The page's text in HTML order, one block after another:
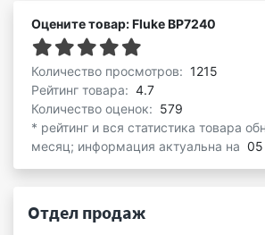
Оцените товар: Fluke BP7240
Количество просмотров: 1215
Рейтинг товара: 4.7
Количество оценок: 579
* рейтинг и вся статистика товара
месяц; информация актуальна на 05
Отдел продаж